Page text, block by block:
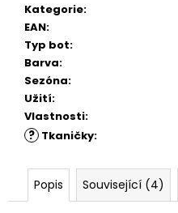
Kategorie:
EAN:
Typ bot:
Barva:
Sezóna:
Užití:
Vlastnosti:
? Tkaničky:
Popis Související (4)
COMBI
CLEAN
&
CARE
200
ML
289
Kč